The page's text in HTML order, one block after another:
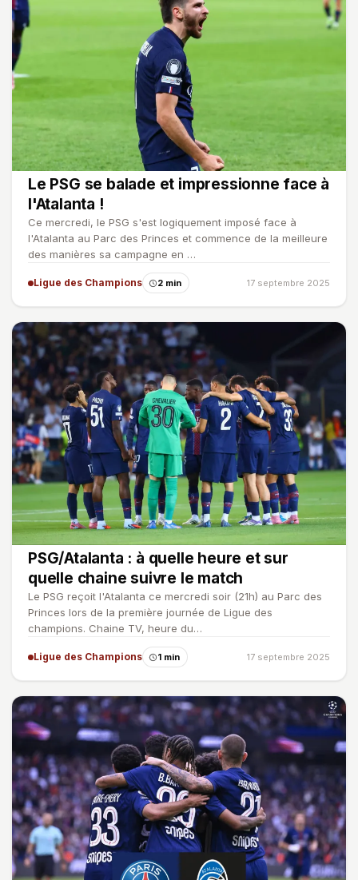
Le PSG se balade et impressionne face à
l'Atalanta !
Ce mercredi, le PSG s'est logiquement imposé face à
l'Atalanta au Parc des Princes et commence de la meilleure
des manières sa campagne en …
Ligue des Champions 2 min 17 septembre 2025
PSG/Atalanta : à quelle heure et sur
quelle chaine suivre le match
Le PSG reçoit l'Atalanta ce mercredi soir (21h) au Parc des
Princes lors de la première journée de Ligue des
champions. Chaine TV, heure du…
Ligue des Champions 1 min 17 septembre 2025